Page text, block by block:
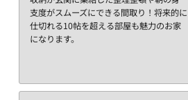
支度がスムーズにできる間取り！将来的に
仕切れる10帖を超える部屋も魅力のお家
になります。